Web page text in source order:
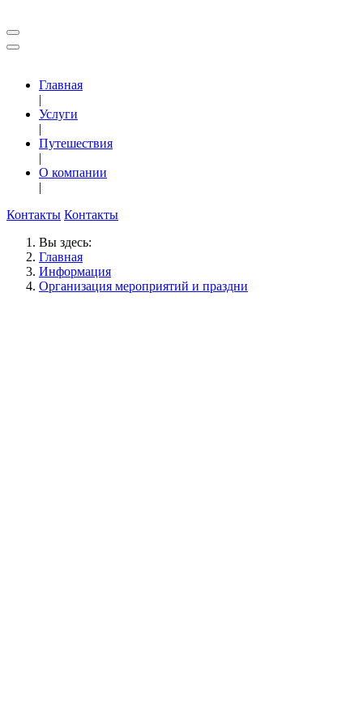
Главная
|
Услуги
|
Путешествия
|
О компании
|
Контакты Контакты
Вы здесь:
Главная
Информация
Организация мероприятий и праздни